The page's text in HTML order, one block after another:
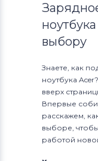
выбору
Знаете, как
ноутбука
вверх
Впервые
расскажем,
выборе,
работой